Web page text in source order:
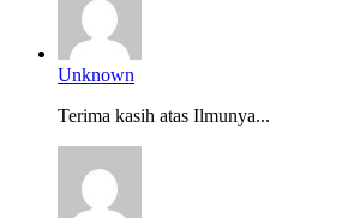
Unknown
Terima kasih atas Ilmunya...